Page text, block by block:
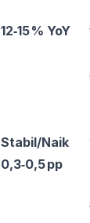
12‑15 % YoY
Stabil/Naik
0,3‑0,5 pp